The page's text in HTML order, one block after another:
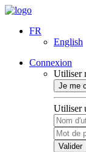
FR
English
Connexion
Utiliser
Je me
Utiliser
Valider